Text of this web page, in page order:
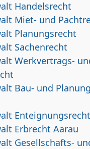
Handelsrecht
Miet- und
Planungsrecht
Sachenrecht
Werkvertrags-
Bau- und
Erbrecht Aarau
Gesellschafts-